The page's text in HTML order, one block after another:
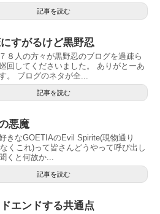
記事を読む
すがるけど黒野忍
８人の方々が黒野忍のブログを過疎ら
回してくださいました。 ありがとーあ
。 ブログのネタが全...
記事を読む
悪魔
きなGOETIAのEvil Spirite(現物通り
くこれ)って皆さんどうやって呼び出し
くと何故か...
記事を読む
エンドする共通点